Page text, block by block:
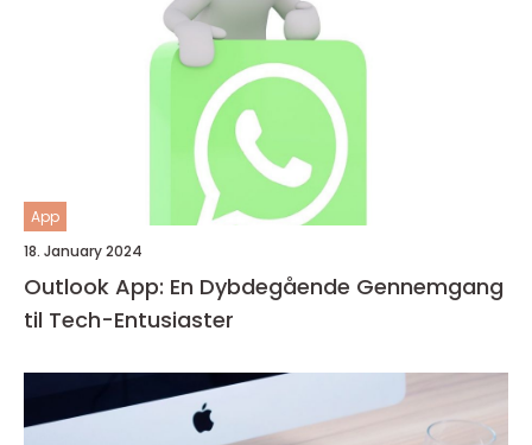
App
18. January 2024
Outlook App: En Dybdegående Gennemgang
til Tech-Entusiaster